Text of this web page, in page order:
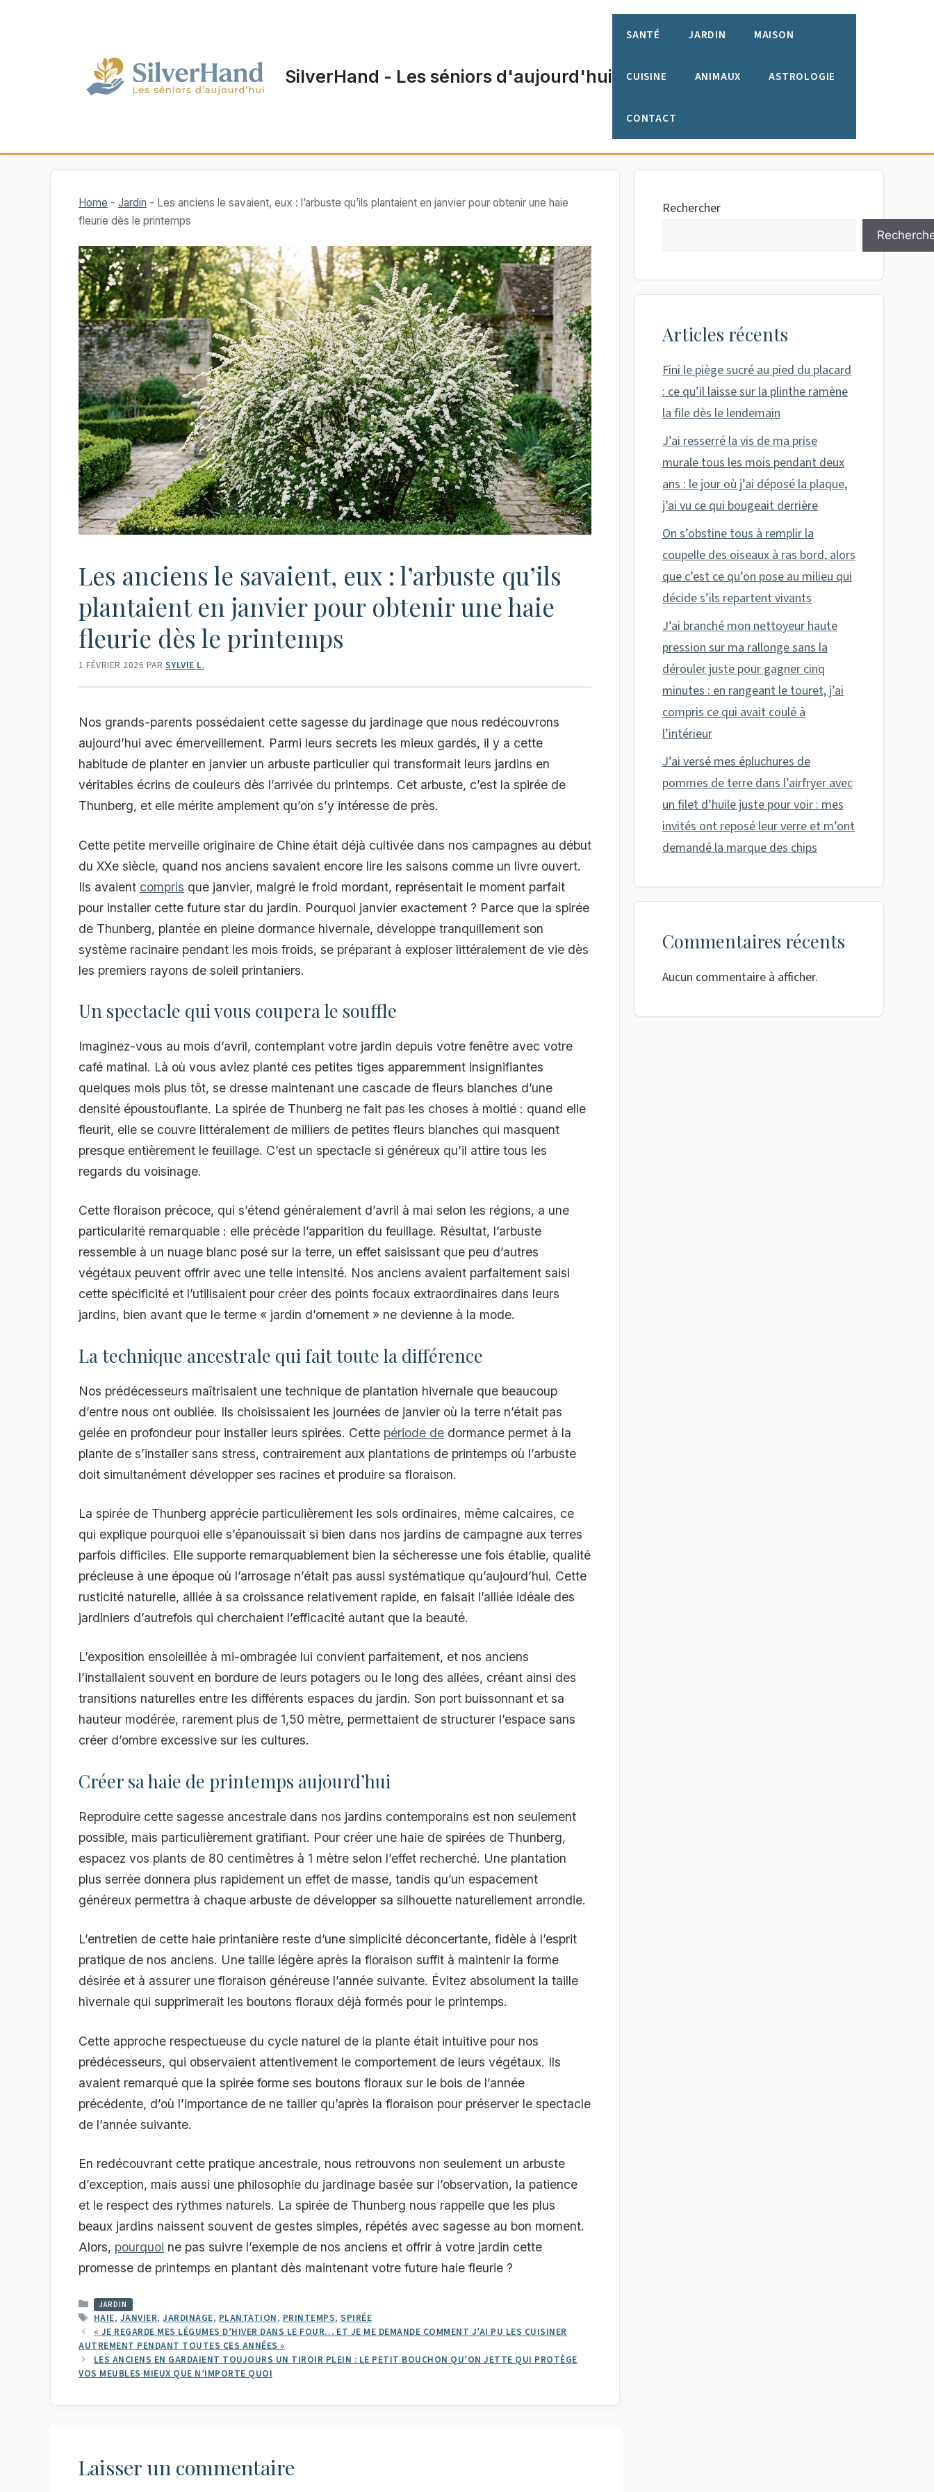
SilverHand - Les séniors d'aujourd'hui
SANTÉ JARDIN MAISON
CUISINE ANIMAUX ASTROLOGIE
CONTACT
Home - Jardin - Les anciens le savaient, eux : l’arbuste qu’ils plantaient en janvier pour obtenir une haie
fleurie dès le printemps
Les anciens le savaient, eux : l’arbuste qu’ils
plantaient en janvier pour obtenir une haie
fleurie dès le printemps
1 FÉVRIER 2026 PAR SYLVIE L.
Nos grands-parents possédaient cette sagesse du jardinage que nous redécouvrons
aujourd’hui avec émerveillement. Parmi leurs secrets les mieux gardés, il y a cette
habitude de planter en janvier un arbuste particulier qui transformait leurs jardins en
véritables écrins de couleurs dès l’arrivée du printemps. Cet arbuste, c’est la spirée de
Thunberg, et elle mérite amplement qu’on s’y intéresse de près.
Cette petite merveille originaire de Chine était déjà cultivée dans nos campagnes au début
du XXe siècle, quand nos anciens savaient encore lire les saisons comme un livre ouvert.
Ils avaient compris que janvier, malgré le froid mordant, représentait le moment parfait
pour installer cette future star du jardin. Pourquoi janvier exactement ? Parce que la spirée
de Thunberg, plantée en pleine dormance hivernale, développe tranquillement son
système racinaire pendant les mois froids, se préparant à exploser littéralement de vie dès
les premiers rayons de soleil printaniers.
Un spectacle qui vous coupera le souffle
Imaginez-vous au mois d’avril, contemplant votre jardin depuis votre fenêtre avec votre
café matinal. Là où vous aviez planté ces petites tiges apparemment insignifiantes
quelques mois plus tôt, se dresse maintenant une cascade de fleurs blanches d’une
densité époustouflante. La spirée de Thunberg ne fait pas les choses à moitié : quand elle
fleurit, elle se couvre littéralement de milliers de petites fleurs blanches qui masquent
presque entièrement le feuillage. C’est un spectacle si généreux qu’il attire tous les
regards du voisinage.
Cette floraison précoce, qui s’étend généralement d’avril à mai selon les régions, a une
particularité remarquable : elle précède l’apparition du feuillage. Résultat, l’arbuste
ressemble à un nuage blanc posé sur la terre, un effet saisissant que peu d’autres
végétaux peuvent offrir avec une telle intensité. Nos anciens avaient parfaitement saisi
cette spécificité et l’utilisaient pour créer des points focaux extraordinaires dans leurs
jardins, bien avant que le terme « jardin d’ornement » ne devienne à la mode.
La technique ancestrale qui fait toute la différence
Nos prédécesseurs maîtrisaient une technique de plantation hivernale que beaucoup
d’entre nous ont oubliée. Ils choisissaient les journées de janvier où la terre n’était pas
gelée en profondeur pour installer leurs spirées. Cette période de dormance permet à la
plante de s’installer sans stress, contrairement aux plantations de printemps où l’arbuste
doit simultanément développer ses racines et produire sa floraison.
La spirée de Thunberg apprécie particulièrement les sols ordinaires, même calcaires, ce
qui explique pourquoi elle s’épanouissait si bien dans nos jardins de campagne aux terres
parfois difficiles. Elle supporte remarquablement bien la sécheresse une fois établie, qualité
précieuse à une époque où l’arrosage n’était pas aussi systématique qu’aujourd’hui. Cette
rusticité naturelle, alliée à sa croissance relativement rapide, en faisait l’alliée idéale des
jardiniers d’autrefois qui cherchaient l’efficacité autant que la beauté.
L’exposition ensoleillée à mi-ombragée lui convient parfaitement, et nos anciens
l’installaient souvent en bordure de leurs potagers ou le long des allées, créant ainsi des
transitions naturelles entre les différents espaces du jardin. Son port buissonnant et sa
hauteur modérée, rarement plus de 1,50 mètre, permettaient de structurer l’espace sans
créer d’ombre excessive sur les cultures.
Créer sa haie de printemps aujourd’hui
Reproduire cette sagesse ancestrale dans nos jardins contemporains est non seulement
possible, mais particulièrement gratifiant. Pour créer une haie de spirées de Thunberg,
espacez vos plants de 80 centimètres à 1 mètre selon l’effet recherché. Une plantation
plus serrée donnera plus rapidement un effet de masse, tandis qu’un espacement
généreux permettra à chaque arbuste de développer sa silhouette naturellement arrondie.
L’entretien de cette haie printanière reste d’une simplicité déconcertante, fidèle à l’esprit
pratique de nos anciens. Une taille légère après la floraison suffit à maintenir la forme
désirée et à assurer une floraison généreuse l’année suivante. Évitez absolument la taille
hivernale qui supprimerait les boutons floraux déjà formés pour le printemps.
Cette approche respectueuse du cycle naturel de la plante était intuitive pour nos
prédécesseurs, qui observaient attentivement le comportement de leurs végétaux. Ils
avaient remarqué que la spirée forme ses boutons floraux sur le bois de l’année
précédente, d’où l’importance de ne tailler qu’après la floraison pour préserver le spectacle
de l’année suivante.
En redécouvrant cette pratique ancestrale, nous retrouvons non seulement un arbuste
d’exception, mais aussi une philosophie du jardinage basée sur l’observation, la patience
et le respect des rythmes naturels. La spirée de Thunberg nous rappelle que les plus
beaux jardins naissent souvent de gestes simples, répétés avec sagesse au bon moment.
Alors, pourquoi ne pas suivre l’exemple de nos anciens et offrir à votre jardin cette
promesse de printemps en plantant dès maintenant votre future haie fleurie ?
CATÉGORIES
JARDIN
ÉTIQUETTES
HAIE, JANVIER,JARDINAGE, PLANTATION, PRINTEMPS,SPIRÉE
« JE REGARDE MES LÉGUMES D’HIVER DANS LE FOUR… ET JE ME DEMANDE COMMENT J’AI PU LES CUISINER
AUTREMENT PENDANT TOUTES CES ANNÉES »
LES ANCIENS EN GARDAIENT TOUJOURS UN TIROIR PLEIN : LE PETIT BOUCHON QU’ON JETTE QUI PROTÈGE
VOS MEUBLES MIEUX QUE N’IMPORTE QUOI
Laisser un commentaire
Rechercher
Articles récents
Fini le piège sucré au pied du placard
: ce qu’il laisse sur la plinthe ramène
la file dès le lendemain
J’ai resserré la vis de ma prise
murale tous les mois pendant deux
ans : le jour où j’ai déposé la plaque,
j’ai vu ce qui bougeait derrière
On s’obstine tous à remplir la
coupelle des oiseaux à ras bord, alors
que c’est ce qu’on pose au milieu qui
décide s’ils repartent vivants
J’ai branché mon nettoyeur haute
pression sur ma rallonge sans la
dérouler juste pour gagner cinq
minutes : en rangeant le touret, j’ai
compris ce qui avait coulé à
l’intérieur
J’ai versé mes épluchures de
pommes de terre dans l’airfryer avec
un filet d’huile juste pour voir : mes
invités ont reposé leur verre et m’ont
demandé la marque des chips
Commentaires récents
Aucun commentaire à afficher.